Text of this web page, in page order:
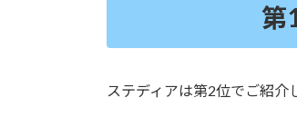
第
ステディアは第2位でご紹介